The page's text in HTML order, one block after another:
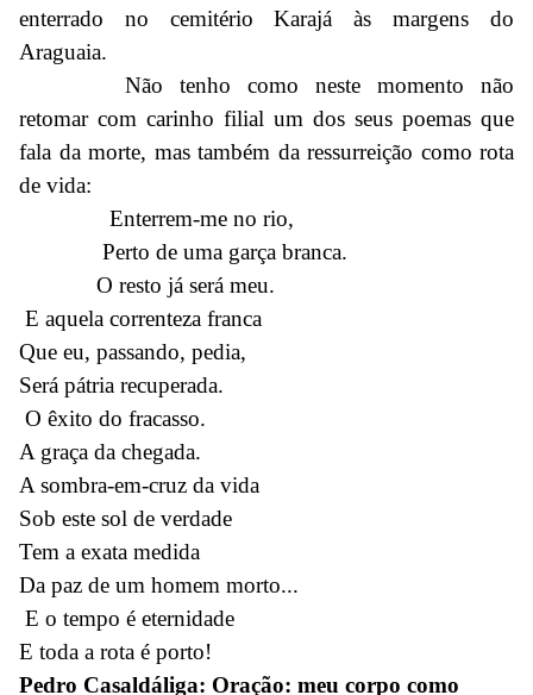
enterrado no cemitério Karajá às margens do
Araguaia.
Não tenho como neste momento não
retomar com carinho filial um dos seus poemas que
fala da morte, mas também da ressurreição como rota
de vida:
Enterrem-me no rio,
Perto de uma garça branca.
O resto já será meu.
E aquela correnteza franca
Que eu, passando, pedia,
Será pátria recuperada.
O êxito do fracasso.
A graça da chegada.
A sombra-em-cruz da vida
Sob este sol de verdade
Tem a exata medida
Da paz de um homem morto...
E o tempo é eternidade
E toda a rota é porto!
Pedro Casaldáliga: Oração: meu corpo como